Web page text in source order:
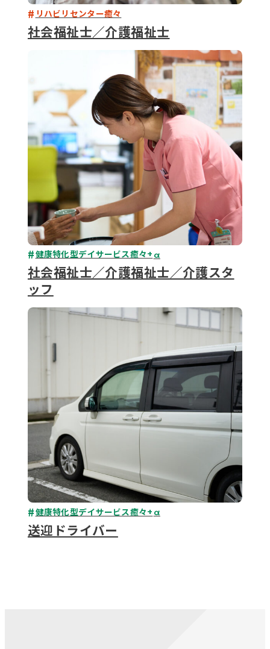
リハビリセンター癒々
社会福祉士／介護福祉士
健康特化型デイサービス癒々+α
社会福祉士／介護福祉士／介護スタ
ッフ
健康特化型デイサービス癒々+α
送迎ドライバー